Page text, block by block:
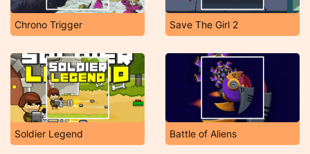
Chrono Trigger Save The Girl 2
Soldier Legend Battle of Aliens